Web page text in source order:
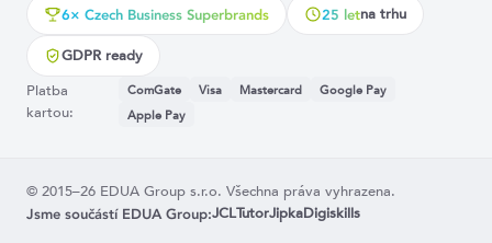
6× Czech Business Superbrands 25 letna trhu
GDPR ready
Platba
kartou:
ComGate Visa Mastercard
Google Pay
Apple Pay
© 2015–26 EDUA Group s.r.o. Všechna práva vyhrazena.
Jsme součástí EDUA Group:JCLTutorJipkaDigiskills